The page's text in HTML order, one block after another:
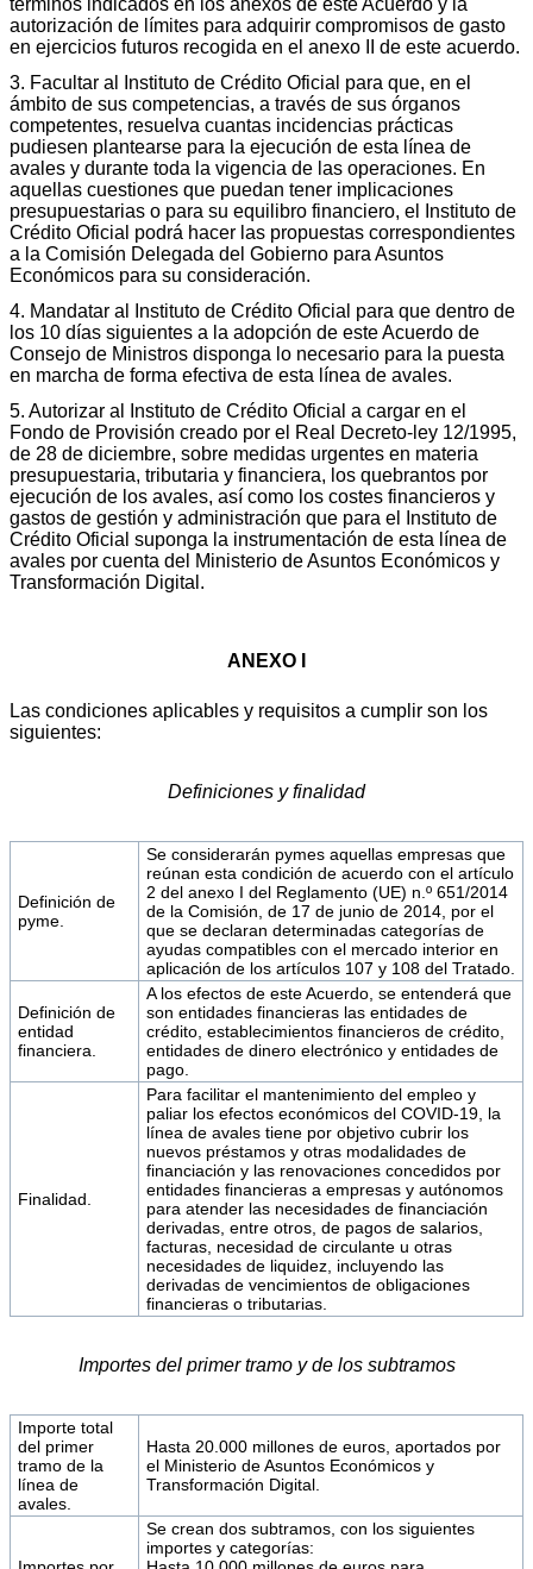
términos indicados en los anexos de este Acuerdo y la
autorización de límites para adquirir compromisos de gasto
en ejercicios futuros recogida en el anexo II de este acuerdo.
3. Facultar al Instituto de Crédito Oficial para que, en el
ámbito de sus competencias, a través de sus órganos
competentes, resuelva cuantas incidencias prácticas
pudiesen plantearse para la ejecución de esta línea de
avales y durante toda la vigencia de las operaciones. En
aquellas cuestiones que puedan tener implicaciones
presupuestarias o para su equilibro financiero, el Instituto de
Crédito Oficial podrá hacer las propuestas correspondientes
a la Comisión Delegada del Gobierno para Asuntos
Económicos para su consideración.
4. Mandatar al Instituto de Crédito Oficial para que dentro de
los 10 días siguientes a la adopción de este Acuerdo de
Consejo de Ministros disponga lo necesario para la puesta
en marcha de forma efectiva de esta línea de avales.
5. Autorizar al Instituto de Crédito Oficial a cargar en el
Fondo de Provisión creado por el Real Decreto-ley 12/1995,
de 28 de diciembre, sobre medidas urgentes en materia
presupuestaria, tributaria y financiera, los quebrantos por
ejecución de los avales, así como los costes financieros y
gastos de gestión y administración que para el Instituto de
Crédito Oficial suponga la instrumentación de esta línea de
avales por cuenta del Ministerio de Asuntos Económicos y
Transformación Digital.
ANEXO I
Las condiciones aplicables y requisitos a cumplir son los
siguientes:
Definiciones y finalidad
Definición de
pyme.
Se considerarán pymes aquellas empresas que
reúnan esta condición de acuerdo con el artículo
2 del anexo I del Reglamento (UE) n.º 651/2014
de la Comisión, de 17 de junio de 2014, por el
que se declaran determinadas categorías de
ayudas compatibles con el mercado interior en
aplicación de los artículos 107 y 108 del Tratado.
Definición de
entidad
financiera.
A los efectos de este Acuerdo, se entenderá que
son entidades financieras las entidades de
crédito, establecimientos financieros de crédito,
entidades de dinero electrónico y entidades de
pago.
Finalidad.
Para facilitar el mantenimiento del empleo y
paliar los efectos económicos del COVID-19, la
línea de avales tiene por objetivo cubrir los
nuevos préstamos y otras modalidades de
financiación y las renovaciones concedidos por
entidades financieras a empresas y autónomos
para atender las necesidades de financiación
derivadas, entre otros, de pagos de salarios,
facturas, necesidad de circulante u otras
necesidades de liquidez, incluyendo las
derivadas de vencimientos de obligaciones
financieras o tributarias.
Importes del primer tramo y de los subtramos
Importe total
del primer
tramo de la
línea de
avales.
Hasta 20.000 millones de euros, aportados por
el Ministerio de Asuntos Económicos y
Transformación Digital.
Se crean dos subtramos, con los siguientes
importes y categorías: